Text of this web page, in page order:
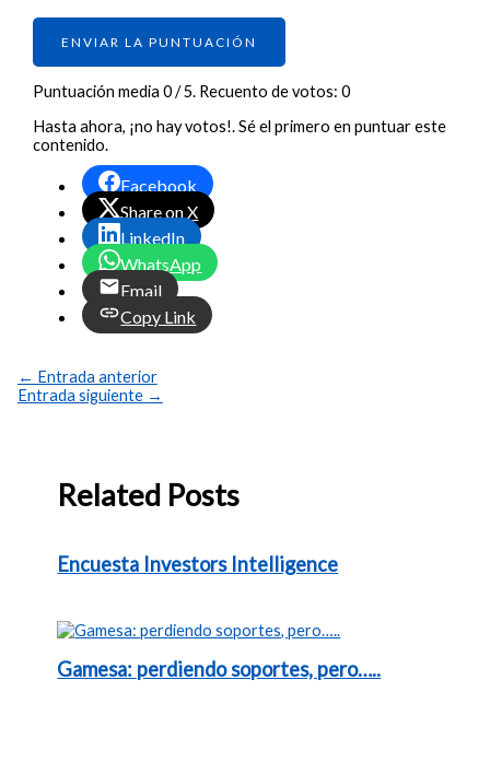
ENVIAR LA PUNTUACIÓN
Puntuación media0/ 5. Recuento de votos:0
Hasta ahora, ¡no hay votos!. Sé el primero en puntuar este
contenido.
Facebook
Share on X
LinkedIn
WhatsApp
Email
Copy Link
← Entrada anterior
Entrada siguiente →
Related Posts
Encuesta Investors Intelligence
Gamesa: perdiendo soportes, pero…..